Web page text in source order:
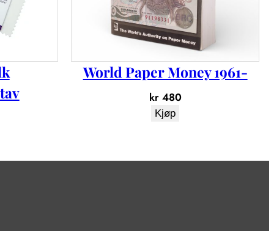
World Paper Money 1961-
kr480
Kjøp